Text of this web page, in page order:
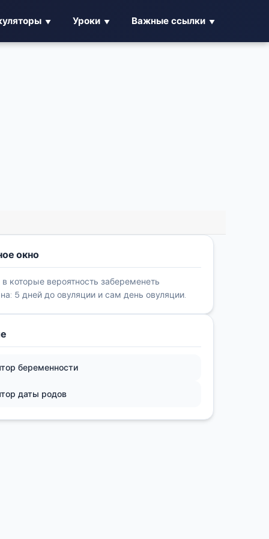
Уроки Важные ссылки
окно
которые вероятность забеременеть
5 дней до овуляции и сам день овуляции.
беременности
даты родов